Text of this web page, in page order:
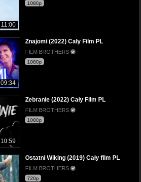
11:00
1080p
09:34
Znajomi (2022) Cały Film PL
FILM BROTHERS
1080p
10:59
Zebranie (2022) Cały Film PL
FILM BROTHERS
1080p
Ostatni Wiking (2019) Cały film PL
FILM BROTHERS
720p